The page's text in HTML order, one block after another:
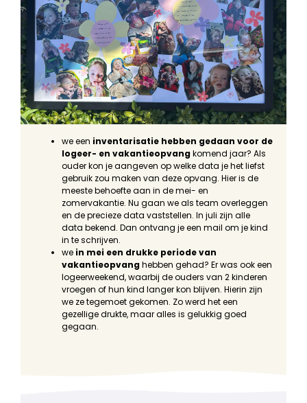
we een inventarisatie hebben gedaan voor de
logeer- en vakantieopvangkomend jaar? Als
ouder kon je aangeven op welke data je het liefst
gebruik zou maken van deze opvang. Hier is de
meeste behoefte aan in de mei- en
zomervakantie. Nu gaan we als team overleggen
en de precieze data vaststellen. In juli zijn alle
data bekend. Dan ontvang je een mail om je kind
in te schrijven.
we in mei een drukke periode van
vakantieopvanghebben gehad? Er was ook een
logeerweekend, waarbij de ouders van 2 kinderen
vroegen of hun kind langer kon blijven. Hierin zijn
we ze tegemoet gekomen. Zo werd het een
gezellige drukte, maar alles is gelukkig goed
gegaan.